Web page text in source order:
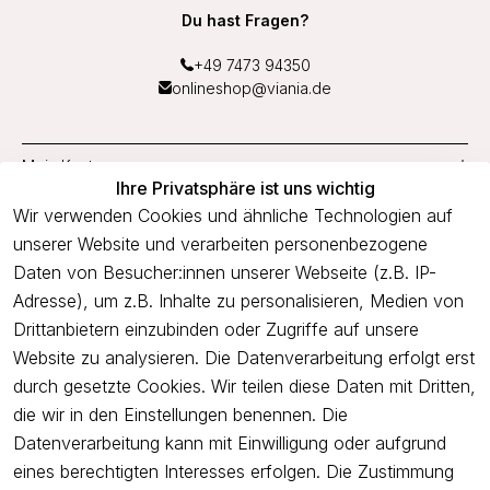
Ihre Privatsphäre ist uns wichtig
Wir verwenden Cookies und ähnliche Technologien auf
unserer Website und verarbeiten personenbezogene
Daten von Besucher:innen unserer Webseite (z.B. IP-
Adresse), um z.B. Inhalte zu personalisieren, Medien von
Drittanbietern einzubinden oder Zugriffe auf unsere
Website zu analysieren. Die Datenverarbeitung erfolgt erst
durch gesetzte Cookies. Wir teilen diese Daten mit Dritten,
die wir in den Einstellungen benennen. Die
Datenverarbeitung kann mit Einwilligung oder aufgrund
eines berechtigten Interesses erfolgen. Die Zustimmung
Du hast Fragen?
+49 7473 94350
onlineshop@viania.de
Mein Konto
Service
Unternehmen
Newsletter
Freue dich über 5€ Rabatt bei deiner nächsten Bestellung und
profitiere von Angeboten.